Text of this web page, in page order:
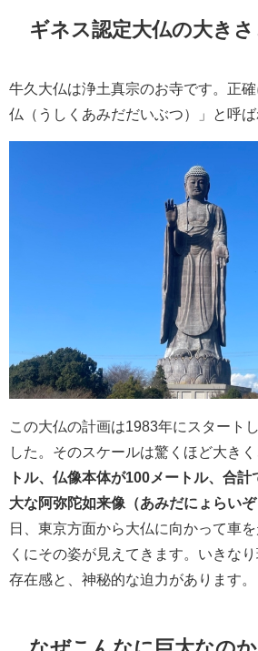
ギネス認定大仏の大きさ
牛久大仏は浄土真宗のお寺です。正
仏（うしくあみだだいぶつ）」と呼ば
この大仏の計画は1983年にスタート
した。そのスケールは驚くほど大きく
トル、仏像本体が100メートル、合
大な阿弥陀如来像（あみだにょらいぞ
日、東京方面から大仏に向かって車
くにその姿が見えてきます。いきな
存在感と、神秘的な迫力があります。